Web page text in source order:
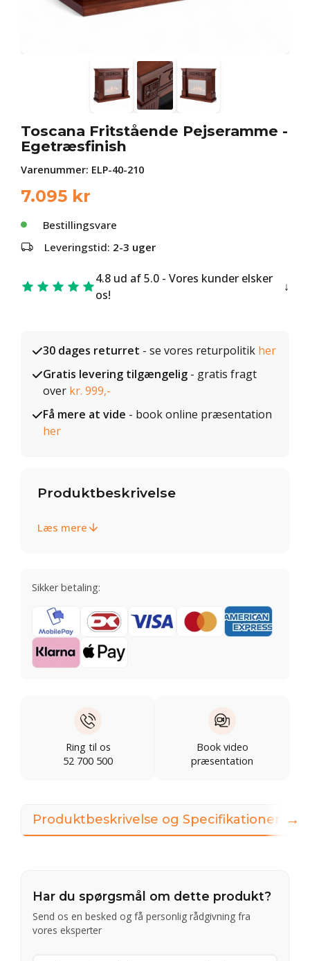
Toscana Fritstående Pejseramme -
Egetræsfinish
Varenummer: ELP-40-210
7.095 kr
Bestillingsvare
Leveringstid: 2-3 uger
4.8 ud af 5.0 - Vores kunder elsker
os!
30 dages returret - se vores returpolitik her
Gratis levering tilgængelig - gratis fragt
over kr. 999,-
Få mere at vide - book online præsentation
her
Produktbeskrivelse
Læs mere
Sikker betaling:
Ring til os
52 700 500
Book video
præsentation
Produktbeskrivelse og Specifikationer
Har du spørgsmål om dette produkt?
Send os en besked og få personlig rådgivning fra
vores eksperter
→